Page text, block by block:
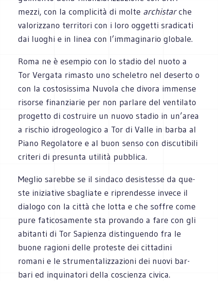
mezzi, con la com­pli­cità di molte archi­starche
valo­riz­zano ter­ri­tori con i loro oggetti sra­di­cati
dai luo­ghi e in linea con l’immaginario globale.
Roma ne è esem­pio con lo sta­dio del nuoto a
Tor Ver­gata rima­sto uno sche­le­tro nel deserto o
con la costo­sis­sima Nuvola che divora immense
risorse finan­zia­rie per non par­lare del ven­ti­lato
pro­getto di costruire un nuovo sta­dio in un’area
a rischio idro­geo­lo­gico a Tor di Valle in barba al
Piano Rego­la­tore e al buon senso con discu­ti­bili
cri­teri di pre­sunta uti­lità pub­blica.
Meglio sarebbe se il sin­daco desi­stesse da que­
ste ini­zia­tive sba­gliate e ripren­desse invece il
dia­logo con la città che lotta e che sof­fre come
pure fati­co­sa­mente sta pro­vando a fare con gli
abi­tanti di Tor Sapienza distin­guendo fra le
buone ragioni delle pro­te­ste dei cit­ta­dini
romani e le stru­men­ta­liz­za­zioni dei nuovi bar­
bari ed inqui­na­tori della coscienza civica.